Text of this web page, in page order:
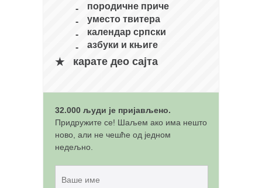
тимбеи рочин
тсунами дојо
програм
галерија клуба
чланарина
контакт
бесплатна е-књига
термини тренинга
породичне приче
уместо твитера
календар српски
азбуки и књиге
карате део сајта
32.000 људи је пријављено.
Придружите се! Шаљем ако има нешто
ново, али не чешће од једном
недељно.